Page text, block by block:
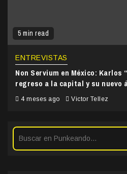
5 min read
ENTREVISTAS
Non Servium en México: Karlos
regreso a la capital y su nuevo
4 meses ago Victor Tellez